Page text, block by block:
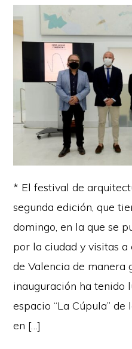
* El festival de
segunda edición, que
domingo, en la que se
por la ciudad y visitas
de Valencia de manera
inauguración ha tenido
espacio “La Cúpula”
en […]